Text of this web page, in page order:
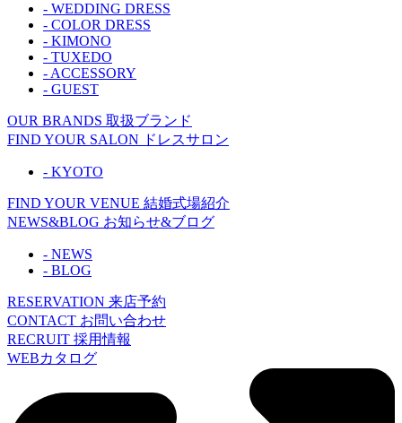
- WEDDING DRESS
- COLOR DRESS
- KIMONO
- TUXEDO
- ACCESSORY
- GUEST
OUR BRANDS 取扱ブランド
FIND YOUR SALON ドレスサロン
- KYOTO
FIND YOUR VENUE 結婚式場紹介
NEWS&BLOG お知らせ&ブログ
- NEWS
- BLOG
RESERVATION 来店予約
CONTACT お問い合わせ
RECRUIT 採用情報
WEBカタログ